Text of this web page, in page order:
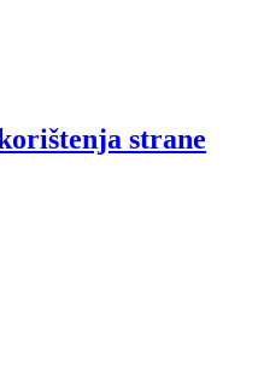
strane